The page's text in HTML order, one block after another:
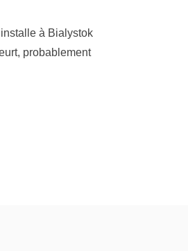
à Bialystok
probablement